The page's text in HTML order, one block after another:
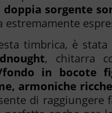
doppia sorgente
estremamente
timbrica, è
, chitarra
fondo in bocote
armoniche
di raggiungere
Copia Url